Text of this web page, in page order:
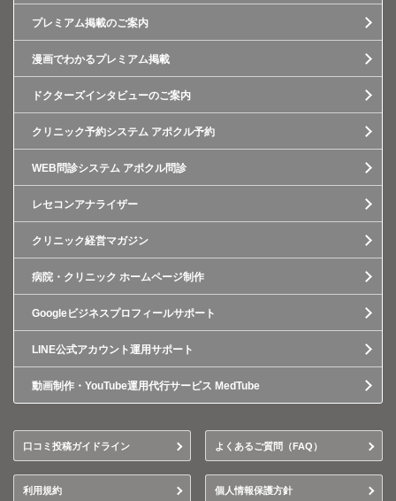
プレミアム掲載のご案内
漫画でわかるプレミアム掲載
ドクターズインタビューのご案内
クリニック予約システム アポクル予約
WEB問診システム アポクル問診
レセコンアナライザー
クリニック経営マガジン
病院・クリニック ホームページ制作
Googleビジネスプロフィールサポート
LINE公式アカウント運用サポート
動画制作・YouTube運用代行サービス MedTube
口コミ投稿ガイドライン よくあるご質問（FAQ）
利用規約 個人情報保護方針